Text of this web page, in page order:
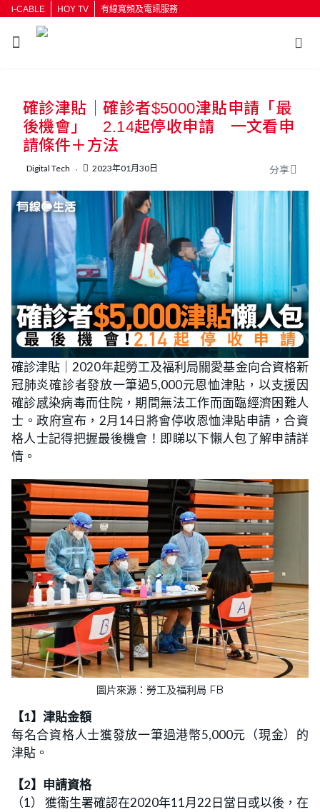
i-CABLE HOY TV 有線寬頻及電訊服務
按輸入鍵開始搜尋
確診津貼｜確診者$5000津貼申請「最
後機會」 2.14起停收申請 一文看申
請條件＋方法
Digital Tech 2023年01月30日 分享
確診津貼｜2020年起勞工及福利局關愛基金向合資格新
冠肺炎確診者發放一筆過5,000元恩恤津貼，以支援因
確診感染病毒而住院，期間無法工作而面臨經濟困難人
士。政府宣布，2月14日將會停收恩恤津貼申請，合資
格人士記得把握最後機會！即睇以下懶人包了解申請詳
情。
圖片來源：勞工及福利局 FB
【1】津貼金額
每名合資格人士獲發放一筆過港幣5,000元（現金）的
津貼。
【2】申請資格
（1） 獲衞生署確認在2020年11月22日當日或以後，在